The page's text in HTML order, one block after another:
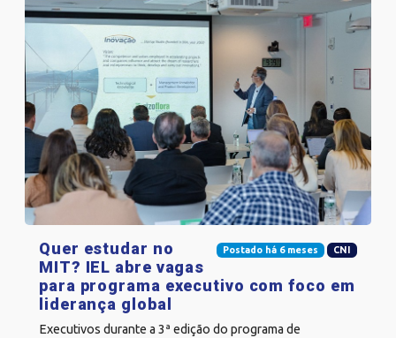
Postado há 6 meses CNI
Quer estudar no
MIT? IEL abre vagas
para programa executivo com foco em
liderança global
Executivos durante a 3ª edição do programa de